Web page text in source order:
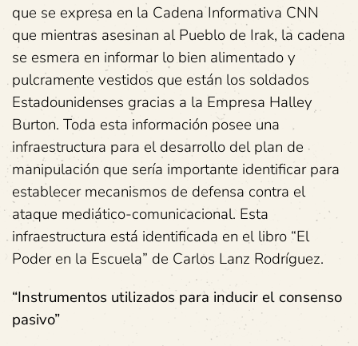
que se expresa en la Cadena Informativa CNN
que mientras asesinan al Pueblo de Irak, la cadena
se esmera en informar lo bien alimentado y
pulcramente vestidos que están los soldados
Estadounidenses gracias a la Empresa Halley
Burton. Toda esta información posee una
infraestructura para el desarrollo del plan de
manipulación que sería importante identificar para
establecer mecanismos de defensa contra el
ataque mediático-comunicacional. Esta
infraestructura está identificada en el libro “El
Poder en la Escuela” de Carlos Lanz Rodríguez.
“Instrumentos utilizados para inducir el consenso
pasivo”